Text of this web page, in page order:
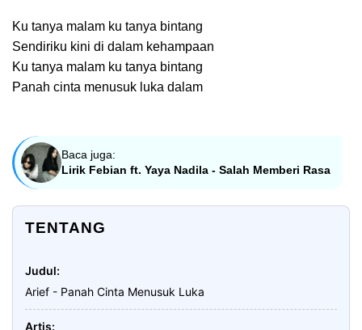
Ku tanya malam ku tanya bintang
Sendiriku kini di dalam kehampaan
Ku tanya malam ku tanya bintang
Panah cinta menusuk luka dalam
Baca juga:
Lirik Febian ft. Yaya Nadila - Salah Memberi Rasa
TENTANG
Judul
Arief - Panah Cinta Menusuk Luka
Artis